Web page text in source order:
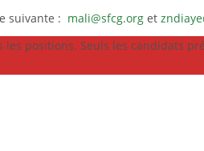
suivante : mali@sfcg.org et
les positions. Seuls les candidats